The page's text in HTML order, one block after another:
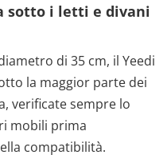
sotto i letti e divani
di 35 cm, il Yeedi
la maggior parte dei
verificate sempre lo
mobili prima
compatibilità.